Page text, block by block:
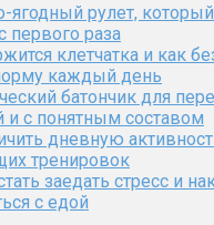
ягодный рулет, который
раза
клетчатка и как
каждый день
батончик для
и с понятным составом
дневную
тренировок
заедать стресс и
с едой